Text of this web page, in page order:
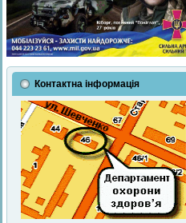
Контактна інформація